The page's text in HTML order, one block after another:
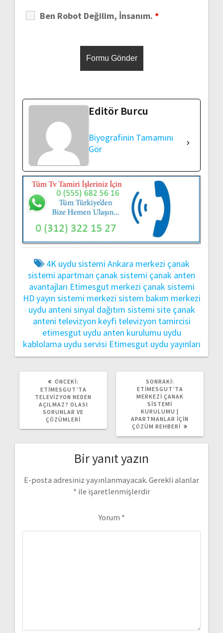
Ben Robot Değilim, İnsanım. *
Editör Burcu
Biyografinin Tamamını
Gör
4K uydu sistemi Ankara merkezi çanak
sistemi apartman çanak sistemi çanak anten
avantajları Etimesgut merkezi çanak sistemi
HD yayın sistemi merkezi sistem bakım merkezi
uydu anteni sinyal dağıtım sistemi site çanak
anteni televizyon keyfi televizyon tamircisi
etimesgut uydu anten kurulumu uydu
kablolama uydu servisi Etimesgut uydu yayınları
ÖNCEKI:
YAZI:
ETIMESGUT’TA
TELEVIZYON NEDEN
AÇILMAZ? OLASI
SORUNLAR VE
ÇÖZÜMLERI
SONRAKI:
YAZI:
ETIMESGUT’TA
MERKEZI ÇANAK
SISTEMI
KURULUMU |
APARTMANLAR İÇIN
ÇÖZÜM REHBERI
Bir yanıt yazın
E-posta adresiniz yayınlanmayacak. Gerekli alanlar
* ile işaretlenmişlerdir
Yorum *